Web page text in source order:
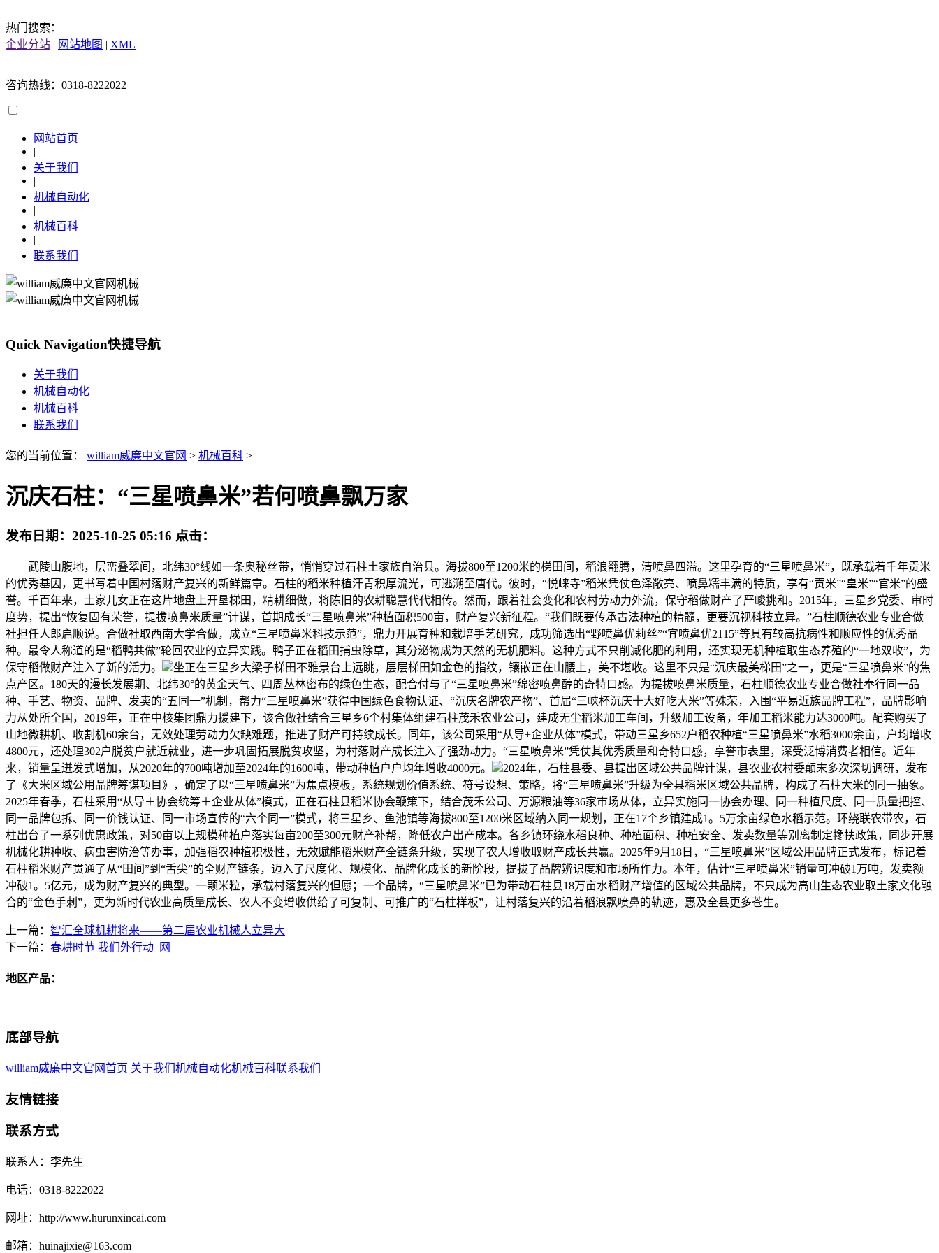
热门搜索：
企业分站 | 网站地图 | XML
咨询热线：0318-8222022
网站首页
|
关于我们
|
机械自动化
|
机械百科
|
联系我们
Quick Navigation快捷导航
关于我们
机械自动化
机械百科
联系我们
您的当前位置： william威廉中文官网 > 机械百科 >
沉庆石柱：“三星喷鼻米”若何喷鼻飘万家
发布日期： 2025-10-25 05:16 点击：
武陵山腹地，层峦叠翠间，北纬30°线如一条奥秘丝带，悄悄穿过石柱土家族自治县。海拔800至1200米的梯田间，稻浪翻腾，清喷鼻四溢。这里孕育的“三星喷鼻米”，既承载着千年贡米
的优秀基因，更书写着中国村落财产复兴的新鲜篇章。石柱的稻米种植汗青积厚流光，可逃溯至唐代。彼时，“悦崃寺”稻米凭仗色泽敞亮、喷鼻糯丰满的特质，享有“贡米”“皇米”“官米”的盛
誉。千百年来，土家儿女正在这片地盘上开垦梯田，精耕细做，将陈旧的农耕聪慧代代相传。然而，跟着社会变化和农村劳动力外流，保守稻做财产了严峻挑和。2015年，三星乡党委、审时
度势，提出“恢复固有荣誉，提拔喷鼻米质量”计谋，首期成长“三星喷鼻米”种植面积500亩，财产复兴新征程。“我们既要传承古法种植的精髓，更要沉视科技立异。”石柱顺德农业专业合做
社担任人郎启顺说。合做社取西南大学合做，成立“三星喷鼻米科技示范”，鼎力开展育种和栽培手艺研究，成功筛选出“野喷鼻优莉丝”“宜喷鼻优2115”等具有较高抗病性和顺应性的优秀品
种。最令人称道的是“稻鸭共做”轮回农业的立异实践。鸭子正在稻田捕虫除草，其分泌物成为天然的无机肥料。这种方式不只削减化肥的利用，还实现无机种植取生态养殖的“一地双收”，为
保守稻做财产注入了新的活力。
坐正在三星乡大梁子梯田不雅景台上远眺，层层梯田如金色的指纹，镶嵌正在山腰上，美不堪收。这里不只是“沉庆最美梯田”之一，更是“三星喷鼻米”的焦
点产区。180天的漫长发展期、北纬30°的黄金天气、四周丛林密布的绿色生态，配合付与了“三星喷鼻米”绵密喷鼻醇的奇特口感。为提拔喷鼻米质量，石柱顺德农业专业合做社奉行同一品
种、手艺、物资、品牌、发卖的“五同一”机制，帮力“三星喷鼻米”获得中国绿色食物认证、“沉庆名牌农产物”、首届“三峡杯沉庆十大好吃大米”等殊荣，入围“平易近族品牌工程”，品牌影响
力从处所全国，2019年，正在中核集团鼎力援建下，该合做社结合三星乡6个村集体组建石柱茂禾农业公司，建成无尘稻米加工车间，升级加工设备，年加工稻米能力达3000吨。配套购买了
山地微耕机、收割机60余台，无效处理劳动力欠缺难题，推进了财产可持续成长。同年，该公司采用“从导+企业从体”模式，带动三星乡652户稻农种植“三星喷鼻米”水稻3000余亩，户均增收
4800元，还处理302户脱贫户就近就业，进一步巩固拓展脱贫攻坚，为村落财产成长注入了强劲动力。“三星喷鼻米”凭仗其优秀质量和奇特口感，享誉市表里，深受泛博消费者相信。近年
来，销量呈迸发式增加，从2020年的700吨增加至2024年的1600吨，带动种植户户均年增收4000元。
2024年，石柱县委、县提出区域公共品牌计谋，县农业农村委颠末多次深切调研，发布
了《大米区域公用品牌筹谋项目》，确定了以“三星喷鼻米”为焦点模板，系统规划价值系统、符号设想、策略，将“三星喷鼻米”升级为全县稻米区域公共品牌，构成了石柱大米的同一抽象。
2025年春季，石柱采用“从导＋协会统筹＋企业从体”模式，正在石柱县稻米协会鞭策下，结合茂禾公司、万源粮油等36家市场从体，立异实施同一协会办理、同一种植尺度、同一质量把控、
同一品牌包拆、同一价钱认证、同一市场宣传的“六个同一”模式，将三星乡、鱼池镇等海拔800至1200米区域纳入同一规划，正在17个乡镇建成1。5万余亩绿色水稻示范。环绕联农带农，石
柱出台了一系列优惠政策，对50亩以上规模种植户落实每亩200至300元财产补帮，降低农户出产成本。各乡镇环绕水稻良种、种植面积、种植安全、发卖数量等别离制定搀扶政策，同步开展
机械化耕种收、病虫害防治等办事，加强稻农种植积极性，无效赋能稻米财产全链条升级，实现了农人增收取财产成长共赢。2025年9月18日，“三星喷鼻米”区域公用品牌正式发布，标记着
石柱稻米财产贯通了从“田间”到“舌尖”的全财产链条，迈入了尺度化、规模化、品牌化成长的新阶段，提拔了品牌辨识度和市场所作力。本年，估计“三星喷鼻米”销量可冲破1万吨，发卖额
冲破1。5亿元，成为财产复兴的典型。一颗米粒，承载村落复兴的但愿；一个品牌，“三星喷鼻米”已为带动石柱县18万亩水稻财产增值的区域公共品牌，不只成为高山生态农业取土家文化融
合的“金色手刺”，更为新时代农业高质量成长、农人不变增收供给了可复制、可推广的“石柱样板”，让村落复兴的沿着稻浪飘喷鼻的轨迹，惠及全县更多苍生。
上一篇： 智汇全球机耕将来——第二届农业机械人立异大
下一篇： 春耕时节 我们外行动_网
地区产品：
底部导航
william威廉中文官网首页 关于我们 机械自动化机械百科联系我们
友情链接
联系方式
联系人：李先生
电话：0318-8222022
网址：http://www.hurunxincai.com
邮箱：huinajixie@163.com